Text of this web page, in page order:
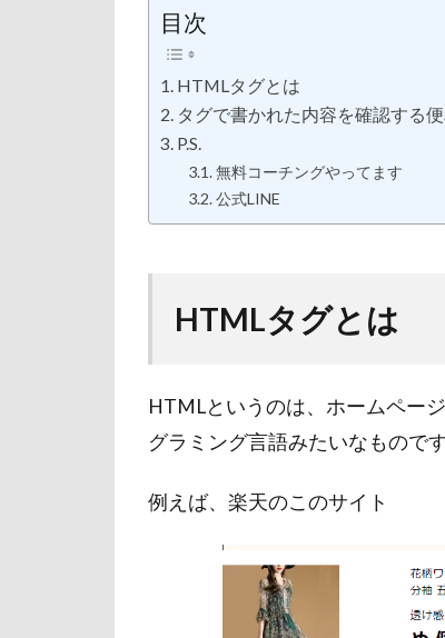
目次
HTMLタグとは
タグで書かれた内容を確認する
P.S.
無料コーチングやってます
公式LINE
HTMLタグとは
HTMLというのは、ホームペー
グラミング言語みたいなものです
例えば、楽天のこのサイト